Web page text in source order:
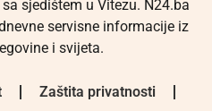
sjedištem u Vitezu. N24.ba
servisne informacije iz
i svijeta.
Zaštita privatnosti